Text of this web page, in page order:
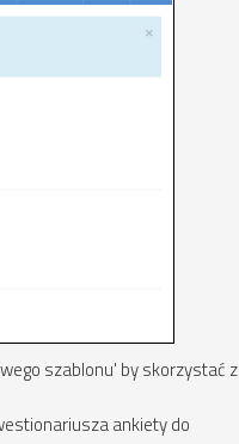
szablonu' by skorzystać z
ankiety do